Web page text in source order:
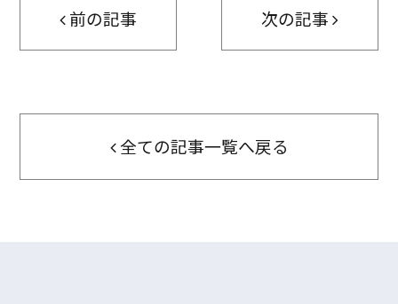
前の記事 次の記事
全ての記事一覧へ戻る